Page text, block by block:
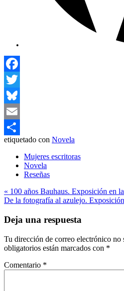
Facebook
Twitter
Bluesky
Email
Compartir
etiquetado con Novela
Mujeres escritoras
Novela
Reseñas
Navegación
de
entradas
« 100 años Bauhaus. Exposición en
De la fotografía al azulejo.
Deja una respuesta
Tu dirección de correo electrónico no
obligatorios están marcados con *
Comentario *